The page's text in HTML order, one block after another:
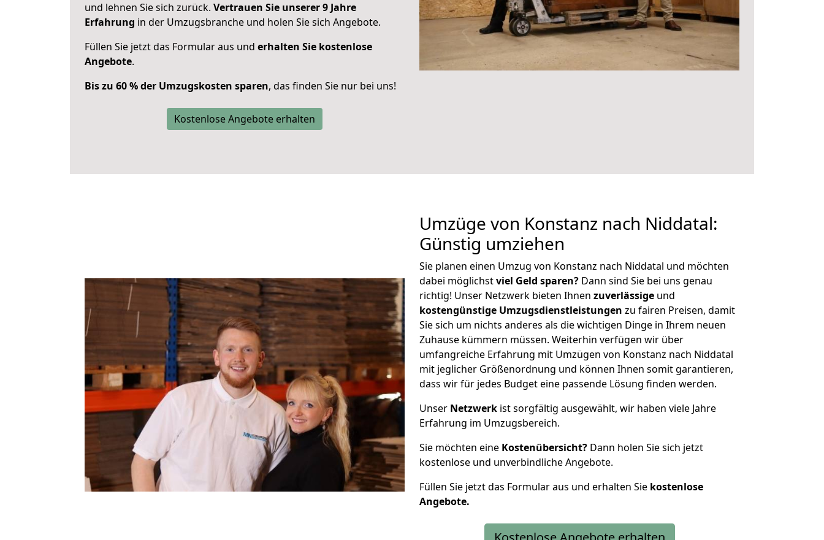
und lehnen Sie sich zurück. Vertrauen Sie unserer 9 Jahre
Erfahrung in der Umzugsbranche und holen Sie sich Angebote.
Füllen Sie jetzt das Formular aus und erhalten Sie kostenlose
Angebote.
Bis zu 60 % der Umzugskosten sparen, das finden Sie nur bei uns!
Kostenlose Angebote erhalten
Umzüge von Konstanz nach Niddatal:
Günstig umziehen
Sie planen einen Umzug von Konstanz nach Niddatal und möchten
dabei möglichstviel Geld sparen? Dann sind Sie bei uns genau
richtig! Unser Netzwerk bieten Ihnen zuverlässige und
kostengünstige Umzugsdienstleistungen zu fairen Preisen, damit
Sie sich um nichts anderes als die wichtigen Dinge in Ihrem neuen
Zuhause kümmern müssen. Weiterhin verfügen wir über
umfangreiche Erfahrung mit Umzügen von Konstanz nach Niddatal
mit jeglicher Größenordnung und können Ihnen somit garantieren,
dass wir für jedes Budget eine passende Lösung finden werden.
Unser Netzwerk ist sorgfältig ausgewählt, wir haben viele Jahre
Erfahrung im Umzugsbereich.
Sie möchten eine Kostenübersicht? Dann holen Sie sich jetzt
kostenlose und unverbindliche Angebote.
Füllen Sie jetzt das Formular aus und erhalten Sie kostenlose
Angebote.